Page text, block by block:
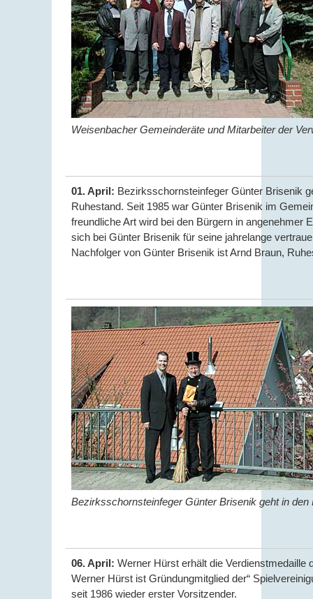
Weisenbacher Gemeinderäte und Mitarbeiter der
01. April: Bezirksschornsteinfeger Günter Brisenik
Ruhestand. Seit 1985 war Günter Brisenik im
freundliche Art wird bei den Bürgern in angenehmer
sich bei Günter Brisenik für seine jahrelange
Nachfolger von Günter Brisenik ist Arnd Braun,
Bezirksschornsteinfeger Günter Brisenik geht in den
06. April: Werner Hürst erhält die Verdienstmedaille
Werner Hürst ist Gründungmitglied der“
seit 1986 wieder erster Vorsitzender.